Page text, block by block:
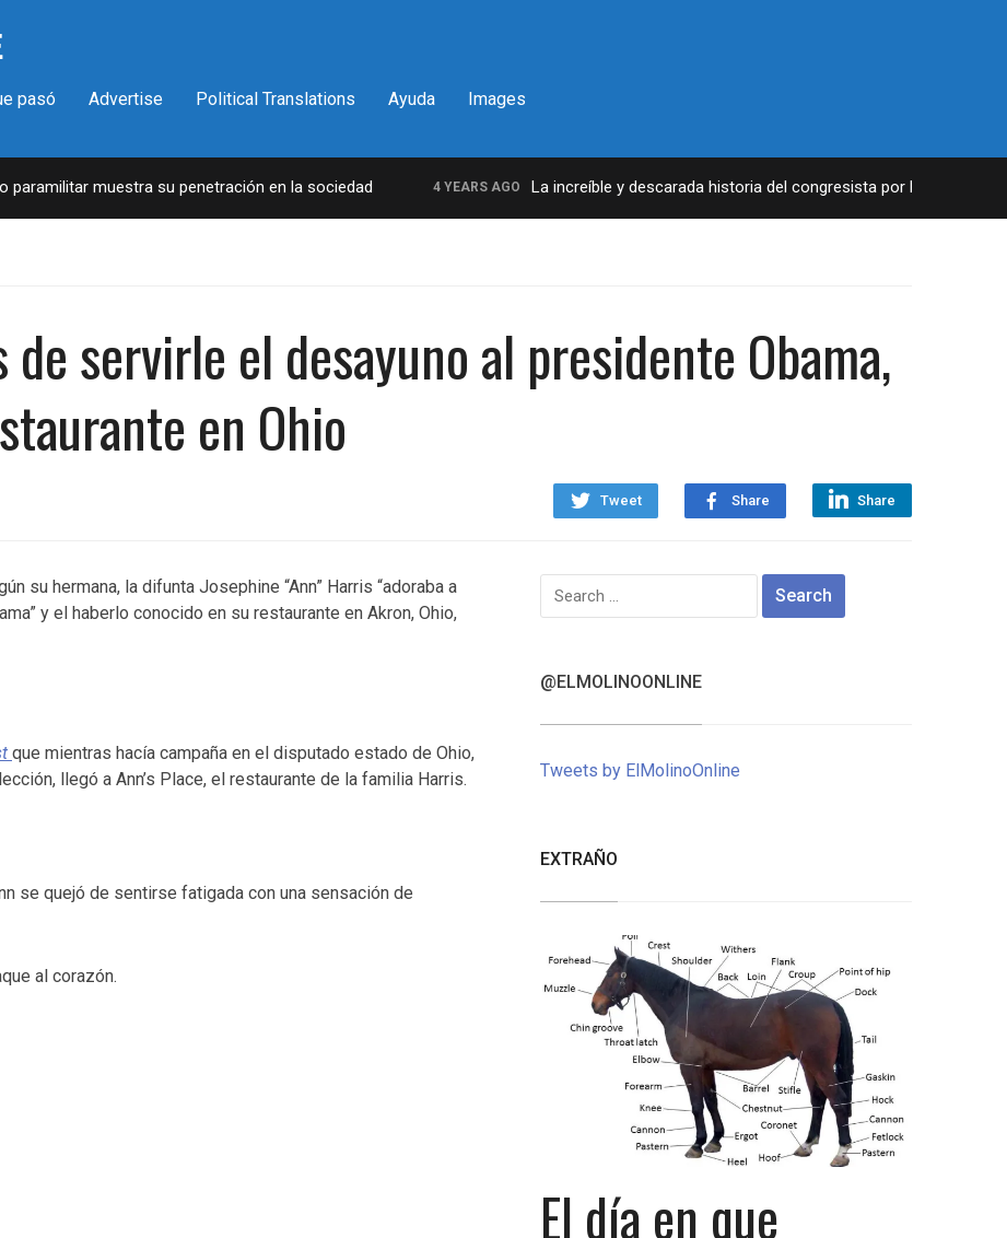
pasó Advertise Political Translations Ayuda Images
muestra su penetración en la sociedad 4 YEARS AGO La increíble y descarada historia del congresista por NY George
de servirle el desayuno al presidente Obama,
en Ohio
Tweet Share Share
su hermana, la difunta Josephine “Ann” Harris “adoraba a
y el haberlo conocido en su restaurante en Akron, Ohio,
que mientras hacía campaña en el disputado estado de Ohio,
llegó a Ann’s Place, el restaurante de la familia Harris.
se quejó de sentirse fatigada con una sensación de
al corazón.
Search
for:
@ELMOLINOONLINE
Tweets by ElMolinoOnline
EXTRAÑO
El día en que